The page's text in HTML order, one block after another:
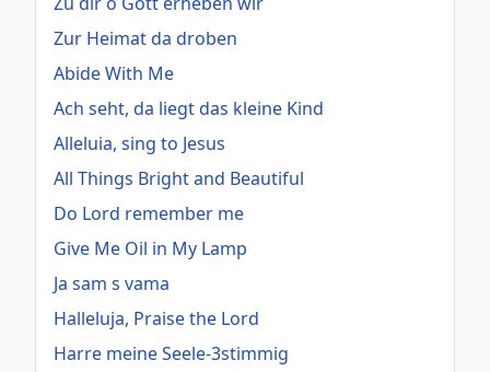
Zur Heimat da droben
Abide With Me
Ach seht, da liegt das kleine Kind
Alleluia, sing to Jesus
All Things Bright and Beautiful
Do Lord remember me
Give Me Oil in My Lamp
Ja sam s vama
Halleluja, Praise the Lord
Harre meine Seele-3stimmig